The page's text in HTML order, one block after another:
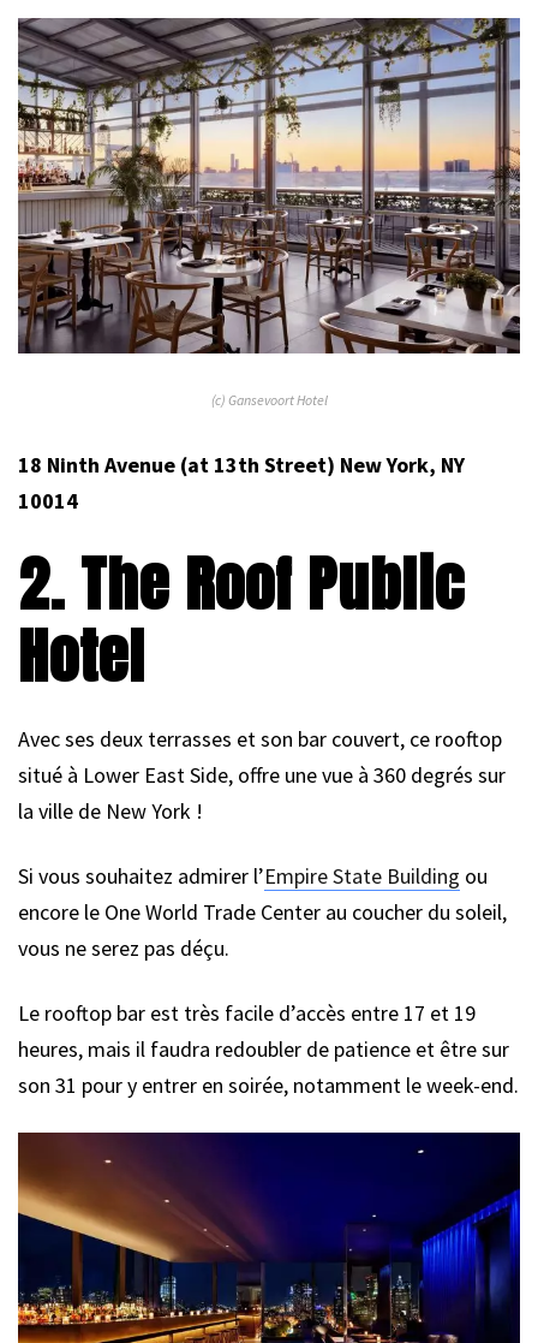
(c) Gansevoort Hotel
18 Ninth Avenue (at 13th Street) New York, NY
10014
2. The Roof Public
Hotel
Avec ses deux terrasses et son bar couvert, ce rooftop
situé à Lower East Side, offre une vue à 360 degrés sur
la ville de New York !
Si vous souhaitez admirer l’Empire State Building ou
encore le One World Trade Center au coucher du soleil,
vous ne serez pas déçu.
Le rooftop bar est très facile d’accès entre 17 et 19
heures, mais il faudra redoubler de patience et être sur
son 31 pour y entrer en soirée, notamment le week-end.